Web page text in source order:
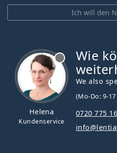
Ich will den
Helena
Kundenservice
Wie
We also
(Mo-Do: 9-
0720 775